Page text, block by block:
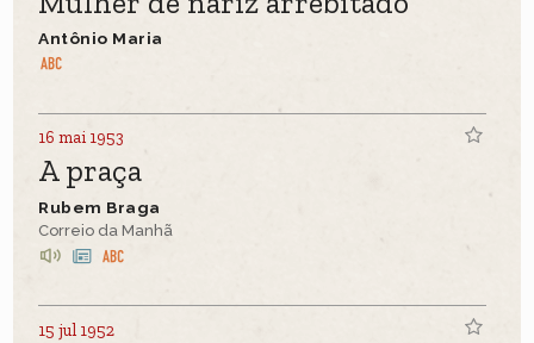
Antônio Maria
16 mai 1953
A praça
Rubem Braga
Correio da Manhã
15 jul 1952